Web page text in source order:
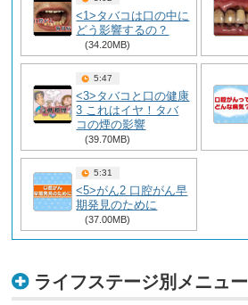
<1>タバコは口の中に
どう影響するの？
(34.20MB)
5:47
<3>タバコと口の健康
3 これはイヤ！タバ
コの煙の影響
(39.70MB)
5:31
<5>がん2 口腔がん早
期発見のために
(37.00MB)
ライフステージ別メニュー